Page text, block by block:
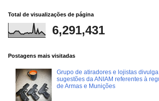
Total de visualizações de página
6,291,431
Postagens mais visitadas
Grupo de atiradores e lojistas
sugestões da ANIAM referentes à
de Armas e Munições